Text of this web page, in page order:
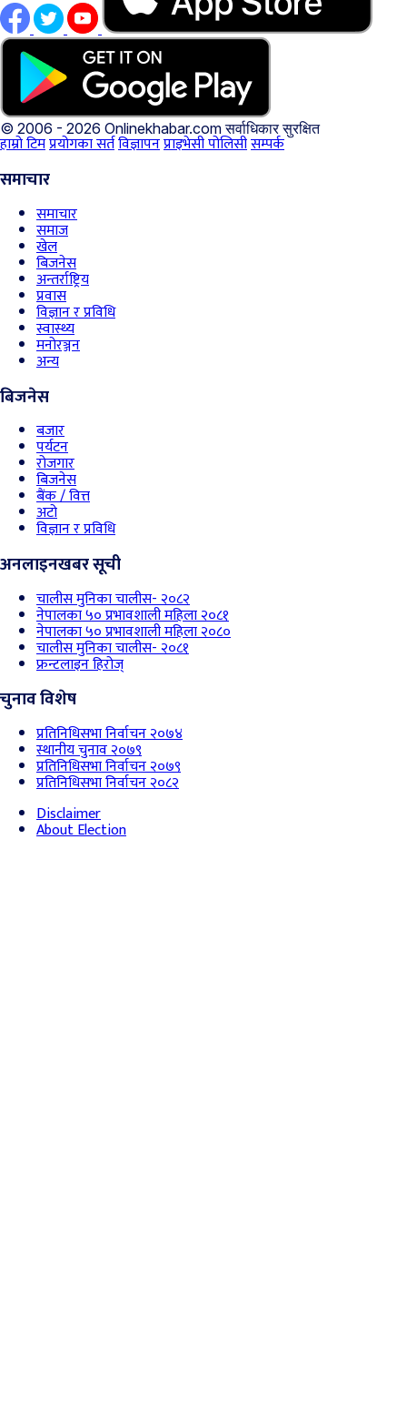
© 2006 - 2026 Onlinekhabar.comसर्वाधिकार सुरक्षित
हाम्रो टिमप्रयोगका सर्तविज्ञापनप्राइभेसी पोलिसीसम्पर्क
समाचार
समाचार
समाज
खेल
बिजनेस
अन्तर्राष्ट्रिय
प्रवास
विज्ञान र प्रविधि
स्वास्थ्य
मनोरञ्जन
अन्य
बिजनेस
बजार
पर्यटन
रोजगार
बिजनेस
बैंक / वित्त
अटो
विज्ञान र प्रविधि
अनलाइनखबर सूची
चालीस मुनिका चालीस- २०८२
नेपालका ५० प्रभावशाली महिला २०८१
नेपालका ५० प्रभावशाली महिला २०८०
चालीस मुनिका चालीस- २०८१
फ्रन्टलाइन हिरोज्
चुनाव विशेष
प्रतिनिधिसभा निर्वाचन २०७४
स्थानीय चुनाव २०७९
प्रतिनिधिसभा निर्वाचन २०७९
प्रतिनिधिसभा निर्वाचन २०८२
Disclaimer
About Election